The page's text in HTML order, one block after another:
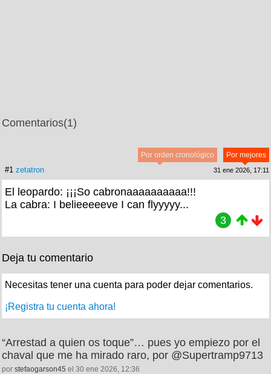
Comentarios(1)
Por mejores
Por orden cronológico
#1 zetatron 31 ene 2026, 17:11
El leopardo: ¡¡¡So cabronaaaaaaaaaa!!!
La cabra: I belieeeeeve I can flyyyyy...
3
Deja tu comentario
Necesitas tener una cuenta para poder dejar comentarios.
¡Registra tu cuenta ahora!
“Arrestad a quien os toque”… pues yo empiezo por el
chaval que me ha mirado raro, por @Supertramp9713
por stefaogarson45 el 30 ene 2026, 12:36